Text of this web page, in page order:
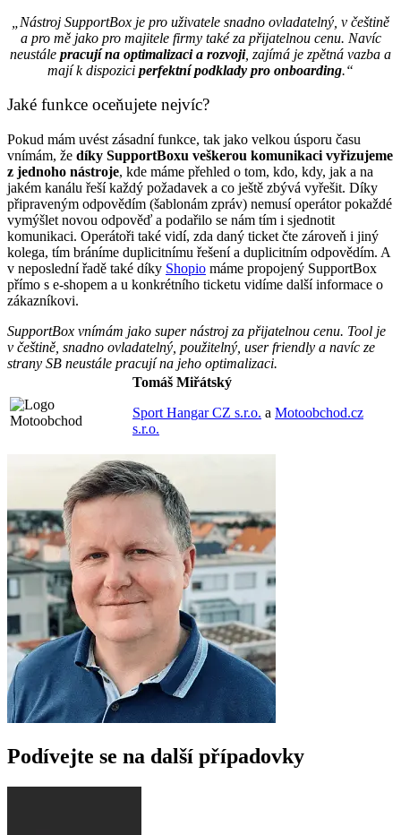
„Nástroj SupportBox je pro uživatele snadno ovladatelný, v češtině
a pro mě jako pro majitele firmy také za přijatelnou cenu. Navíc
neustále pracují na optimalizaci a rozvoji, zajímá je zpětná vazba a
mají k dispozici perfektní podklady pro onboarding.“
Jaké funkce oceňujete nejvíc?
Pokud mám uvést zásadní funkce, tak jako velkou úsporu času
vnímám, že díky SupportBoxu veškerou komunikaci vyřizujeme
z jednoho nástroje, kde máme přehled o tom, kdo, kdy, jak a na
jakém kanálu řeší každý požadavek a co ještě zbývá vyřešit. Díky
připraveným odpovědím (šablonám zpráv) nemusí operátor pokaždé
vymýšlet novou odpověď a podařilo se nám tím i sjednotit
komunikaci. Operátoři také vidí, zda daný ticket čte zároveň i jiný
kolega, tím bráníme duplicitnímu řešení a duplicitním odpovědím. A
v neposlední řadě také díky Shopio máme propojený SupportBox
přímo s e-shopem a u konkrétního ticketu vidíme další informace o
zákazníkovi.
SupportBox vnímám jako super nástroj za přijatelnou cenu. Tool je
v češtině, snadno ovladatelný, použitelný, user friendly a navíc ze
strany SB neustále pracují na jeho optimalizaci.
Tomáš Miřátský
Sport Hangar CZ s.r.o. a Motoobchod.cz
s.r.o.
Podívejte se na další případovky